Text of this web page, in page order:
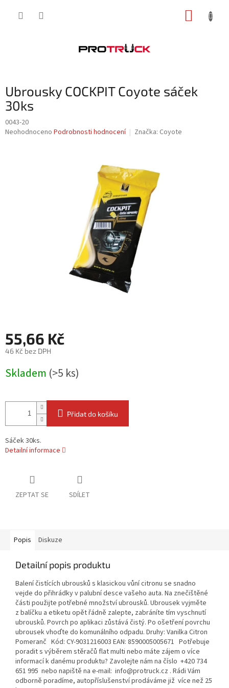
Ubrousky COCKPIT Coyote sáček
30ks
0043-20
Průměrné
Neohodnoceno Podrobnosti hodnocení Značka: Coyote
55,66 Kč
46 Kč bez DPH
cena:
Skladem (>5 ks)
Přidat do košíku
Sáček 30ks.
Detailní informace
ZEPTAT SE SDÍLET
Popis Diskuze
Detailní popis produktu
Balení čistících ubrousků s klasickou vůní citronu se snadno
vejde do přihrádky v palubní desce vašeho auta. Na znečištěné
části použijte potřebné množství ubrousků. Ubrousek vyjměte
z balíčku a etiketu opět řádně zalepte, zabráníte tím vyschnutí
ubrousků. Povrch po aplikaci zůstává čistý. Po ošetření povrchu
ubrousek vhoďte do komunálního odpadu. Druhy: Vanilka Citron
Pomeranč Kód: CY-9031216003 EAN: 8590005005671 Potřebuje
poradit s výběrem stěračů flat multi nebo máte zájem o více
informací k danému produktu? Zavolejte nám na číslo +420 734
651 995 nebo napiště na e-mail: info@protruck.cz . Rádi Vám
odborně poradíme, autopříslušenství prodáváme již více než 25